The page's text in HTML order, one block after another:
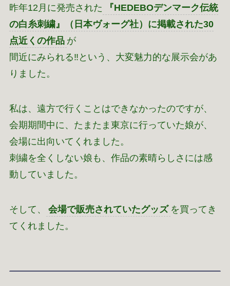
昨年12月に発売された
『HEDEBOデンマーク伝統
の白糸刺繍』（日本ヴォーグ社）に掲載された30
点近くの作品 が
間近にみられる‼という、大変魅力的な展示会があ
りました。
私は、遠方で行くことはできなかったのですが、
会期期間中に、たまたま東京に行っていた娘が、
会場に出向いてくれました。
刺繍を全くしない娘も、作品の素晴らしさには感
動していました。
そして、 会場で販売されていたグッズ を買ってき
てくれました。